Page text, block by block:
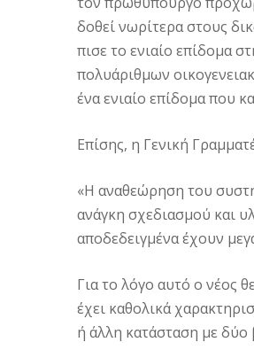
δοθεί νωρίτερα στους
πισε το ενιαίο επίδομα
πολυάριθμων
ένα ενιαίο επίδομα που
Επίσης, η Γενική
«Η αναθεώρηση του
ανάγκη σχεδιασμού και
αποδεδειγμένα έχουν
Για το λόγο αυτό ο νέος
έχει καθολικά
ή άλλη κατάσταση με δύο